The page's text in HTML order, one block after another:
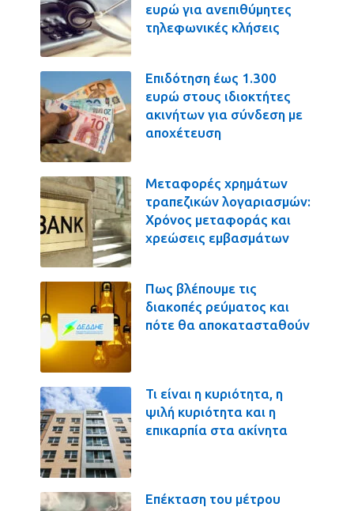
ευρώ για ανεπιθύμητες
τηλεφωνικές κλήσεις
Επιδότηση έως 1.300
ευρώ στους ιδιοκτήτες
ακινήτων για σύνδεση με
αποχέτευση
Μεταφορές χρημάτων
τραπεζικών λογαριασμών:
Χρόνος μεταφοράς και
χρεώσεις εμβασμάτων
Πως βλέπουμε τις
διακοπές ρεύματος και
πότε θα αποκατασταθούν
Τι είναι η κυριότητα, η
ψιλή κυριότητα και η
επικαρπία στα ακίνητα
Επέκταση του μέτρου